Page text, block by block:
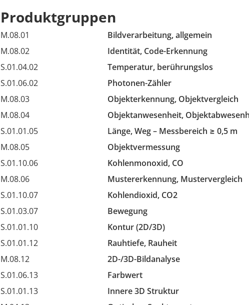
Produktgruppen
M.08.01
Bildverarbeitung, allgemein
M.08.02
Identität, Code-Erkennung
S.01.04.02
Temperatur, berührungslos
S.01.06.02
Photonen-Zähler
M.08.03
Objekterkennung, Objektvergleich
M.08.04
Objektanwesenheit,
S.01.01.05
Länge, Weg – Messbereich ≥ 0,5 m
M.08.05
Objektvermessung
S.01.10.06
Kohlenmonoxid, CO
M.08.06
Mustererkennung, Mustervergleich
S.01.10.07
Kohlendioxid, CO2
S.01.03.07
Bewegung
S.01.01.10
Kontur (2D/3D)
S.01.01.12
Rauhtiefe, Rauheit
M.08.12
2D-/3D-Bildanalyse
S.01.06.13
Farbwert
S.01.01.13
Innere 3D Struktur